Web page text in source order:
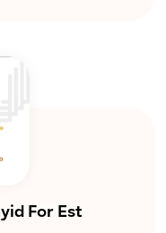
For Est